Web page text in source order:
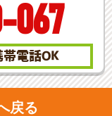
067
帯電話OK
戻る